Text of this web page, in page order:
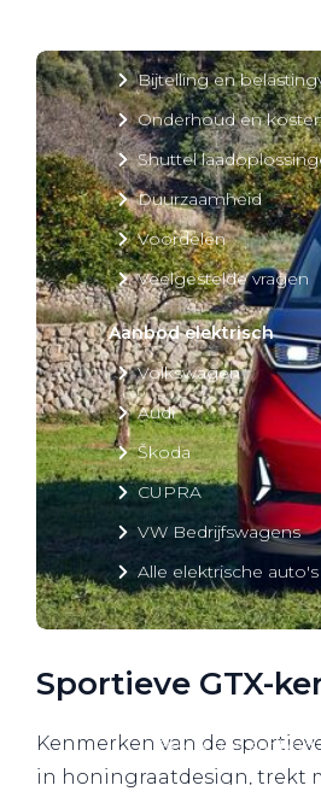
Bijtelling en
Onderhoud en
Shuttel
Duurzaamheid
Voordelen
Veelgestelde vragen
Aanbod elektrisch
Volkswagen
Audi
Škoda
CUPRA
VW Bedrijfswagens
Alle elektrische auto's
Bekijk ons aanbod
Sportieve GTX-
Kenmerken van de
in honingraatdesign, trekt